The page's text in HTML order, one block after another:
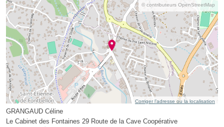
© contributeurs OpenStreetMap
Corriger l’adresse ou la localisation
GRANGAUD Céline
Le Cabinet des Fontaines 29 Route de la Cave Coopérative